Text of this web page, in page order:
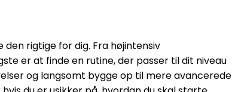
rigtige for dig. Fra højintensiv
er at finde en rutine, der passer til dit niveau
og langsomt bygge op til mere avancerede